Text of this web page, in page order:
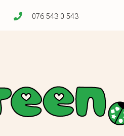
076 543 0 543